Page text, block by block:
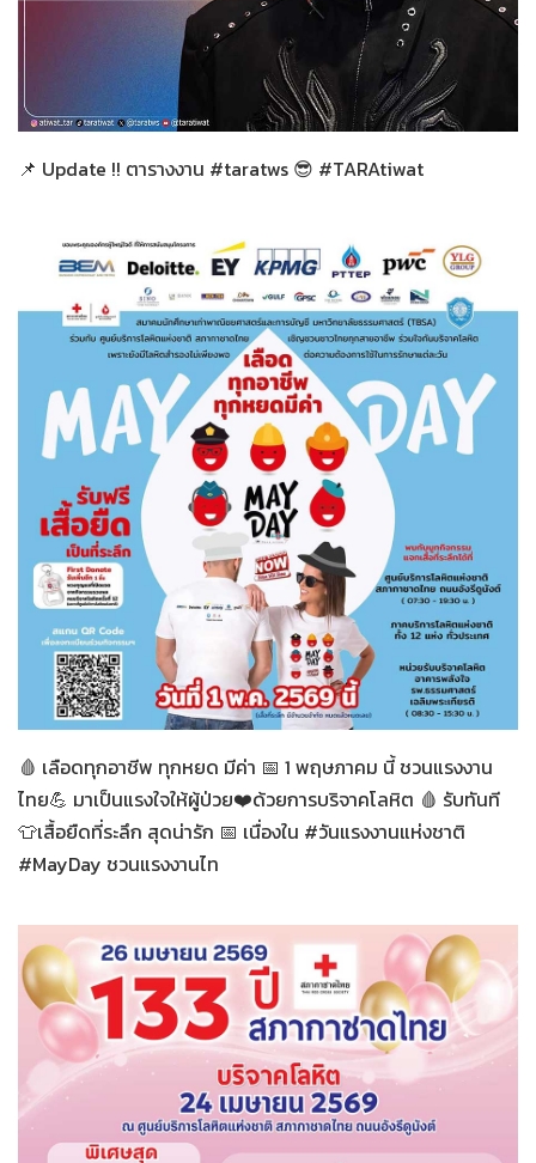
15-05-2569 ทั่วไป
📌 Update !! ตารางงาน #taratws 😎 #TARAtiwat
29-04-2569 ทั่วไป
🩸 เลือดทุกอาชีพ ทุกหยด มีค่า 📅 1 พฤษภาคม นี้ ชวนแรงงาน
ไทย💪 มาเป็นแรงใจให้ผู้ป่วย❤️ด้วยการบริจาคโลหิต 🩸 รับทันที
👕เสื้อยืดที่ระลึก สุดน่ารัก 📅 เนื่องใน #วันแรงงานแห่งชาติ
#MayDay ชวนแรงงานไท